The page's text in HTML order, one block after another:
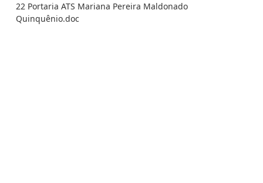
22 Portaria ATS Mariana Pereira Maldonado
Quinquênio.doc